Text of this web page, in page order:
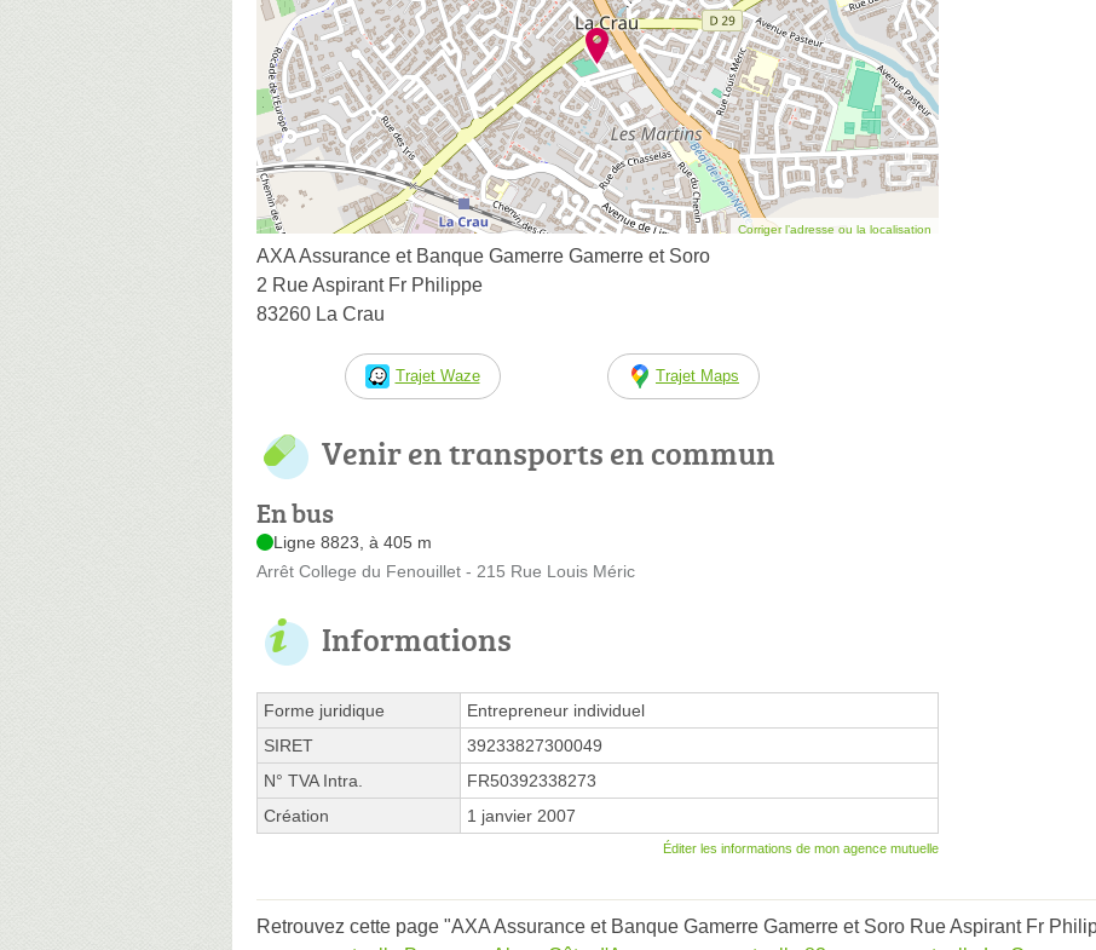
Corriger l’adresse ou la localisation
AXA Assurance et Banque Gamerre Gamerre et Soro
2 Rue Aspirant Fr Philippe
83260 La Crau
Trajet Waze Trajet Maps
Venir en transports en commun
En bus
Ligne 8823, à 405 m
Arrêt College du Fenouillet - 215 Rue Louis Méric
Informations
Forme juridique
Entrepreneur individuel
SIRET
39233827300049
N° TVA Intra.
FR50392338273
Création
1 janvier 2007
Éditer les informations de mon agence mutuelle
Retrouvez cette page "AXA Assurance et Banque Gamerre Gamerre et Soro Rue Aspirant Fr